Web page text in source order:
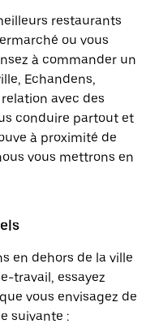
restaurants
ou vous
à commander un
Echandens,
avec des
conduire partout et
à proximité de
vous mettrons en
en dehors de la ville
travail, essayez
vous envisagez de
suivante :